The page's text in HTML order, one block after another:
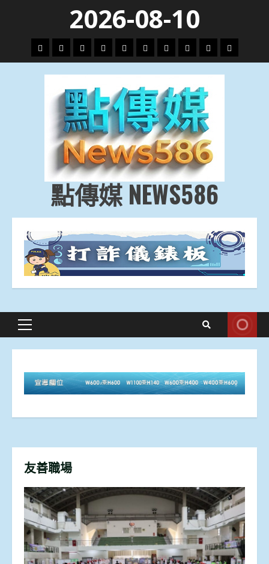
content
2026-08-10
頭
條
財
經
地
方.
會
文
教.
技
專
題
娛
樂
劇
政
治
國
際
運
動
生
活
點傳媒 NEWS586
Primary
友善職場